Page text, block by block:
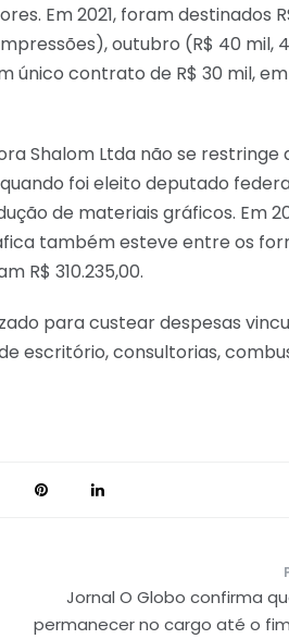
Em 2021, foram destinados
outubro (R$ 40 mil,
único contrato de R$ 30 mil,
Shalom Ltda não se restringe
foi eleito deputado
de materiais gráficos. Em
também esteve entre os
R$ 310.235,00.
para custear despesas
escritório, consultorias,
Jornal O Globo confirma
permanecer no cargo até o